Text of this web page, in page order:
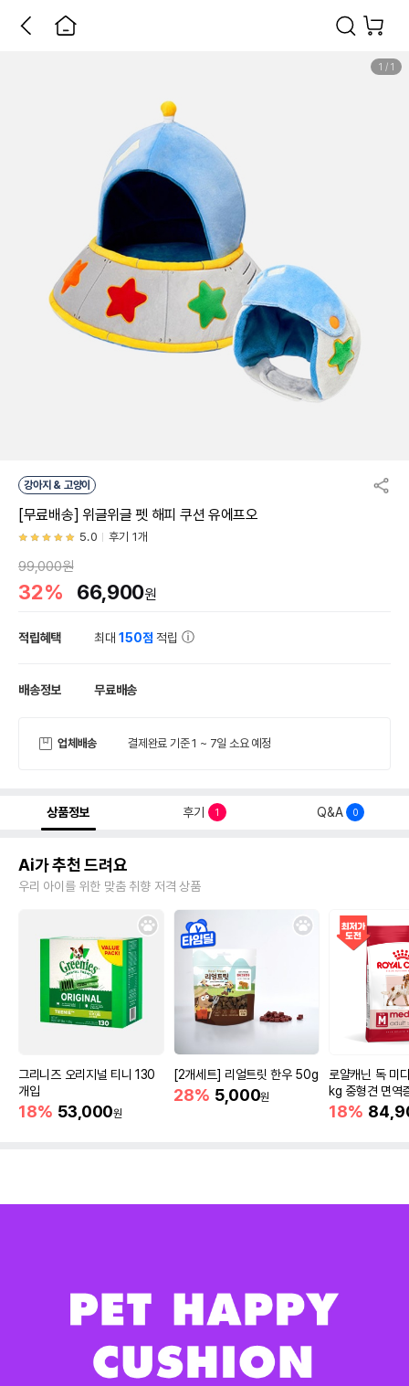
1 / 1
강아지 & 고양이
[무료배송] 위글위글 펫 해피 쿠션 유에프오
5.0 후기 1개
99,000원
32% 66,900원
적립혜택 최대150점 적립
배송정보 무료배송
업체배송 결제완료 기준 1 ~ 7일 소요 예정
상품정보 후기 1 Q&A 0
Ai가 추천 드려요
우리 아이를 위한 맞춤 취향 저격 상품
그리니즈 오리지널 티니 130
개입
18% 53,000원
[2개세트] 리얼트릿 한우 50g
28% 5,000원
로얄캐닌 독 미
kg 중형견 면역
18%